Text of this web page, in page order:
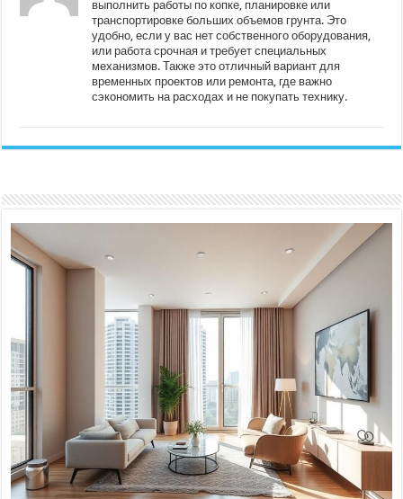
выполнить работы по копке, планировке или
транспортировке больших объемов грунта. Это
удобно, если у вас нет собственного оборудования,
или работа срочная и требует специальных
механизмов. Также это отличный вариант для
временных проектов или ремонта, где важно
сэкономить на расходах и не покупать технику.